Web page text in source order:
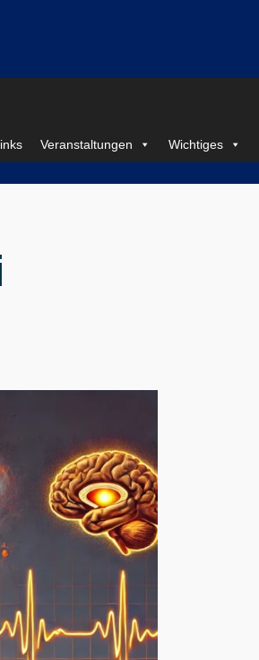
Veranstaltungen Wichtiges